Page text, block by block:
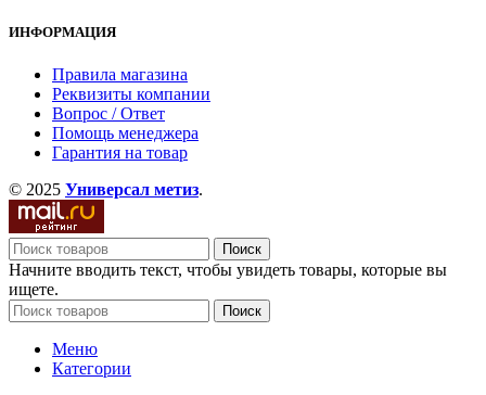
ИНФОРМАЦИЯ
Правила магазина
Реквизиты компании
Вопрос / Ответ
Помощь менеджера
Гарантия на товар
© 2025 Универсал метиз.
Поиск
Начните вводить текст, чтобы увидеть товары, которые вы
ищете.
Поиск
Меню
Категории